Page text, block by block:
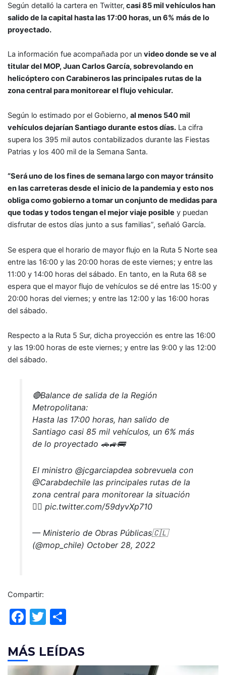
Según detalló la cartera en Twitter, casi 85 mil vehículos han
salido de la capital hasta las 17:00 horas, un 6% más de lo
proyectado.
La información fue acompañada por un video donde se ve al
titular del MOP, Juan Carlos García, sobrevolando en
helicóptero con Carabineros las principales rutas de la
zona central para monitorear el flujo vehicular.
Según lo estimado por el Gobierno, al menos 540 mil
vehículos dejarían Santiago durante estos días. La cifra
supera los 395 mil autos contabilizados durante las Fiestas
Patrias y los 400 mil de la Semana Santa.
“Será uno de los fines de semana largo con mayor tránsito
en las carreteras desde el inicio de la pandemia y esto nos
obliga como gobierno a tomar un conjunto de medidas para
que todas y todos tengan el mejor viaje posible y puedan
disfrutar de estos días junto a sus familias”, señaló García.
Se espera que el horario de mayor flujo en la Ruta 5 Norte sea
entre las 16:00 y las 20:00 horas de este viernes; y entre las
11:00 y 14:00 horas del sábado. En tanto, en la Ruta 68 se
espera que el mayor flujo de vehículos se dé entre las 15:00 y
20:00 horas del viernes; y entre las 12:00 y las 16:00 horas
del sábado.
Respecto a la Ruta 5 Sur, dicha proyección es entre las 16:00
y las 19:00 horas de este viernes; y entre las 9:00 y las 12:00
del sábado.
🔴Balance de salida de la Región
Metropolitana:
Hasta las 17:00 horas, han salido de
Santiago casi 85 mil vehículos, un 6% más
de lo proyectado 🚗🚙🚌
El ministro @jcgarciapdea sobrevuela con
@Carabdechile las principales rutas de la
zona central para monitorear la situación
👇🏼 pic.twitter.com/59dyvXp710
— Ministerio de Obras Públicas🇨🇱
(@mop_chile) October 28, 2022
Compartir:
F
c
e
T
itt
er
m
p
MÁS LEÍDAS